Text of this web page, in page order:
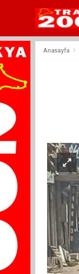
Anasayfa